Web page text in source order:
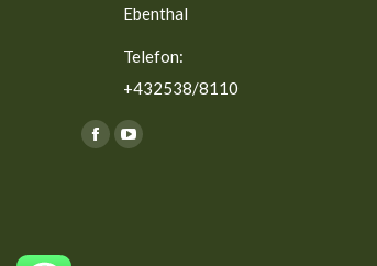
Ebenthal
Telefon:
+432538/8110
Finden Sie uns auf:
FacebookYouTube